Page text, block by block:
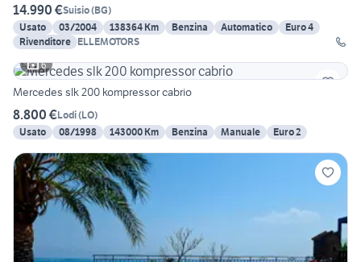
14.990 €Suisio(BG)
Usato
03/2004 138364 Km Benzina Automatico
Euro 4
Rivenditore ELLEMOTORS
6
Mercedes slk 200 kompressor cabrio
8.800 €Lodi(LO)
Usato
08/1998 143000 Km Benzina Manuale Euro 2